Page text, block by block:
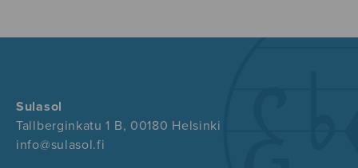
Sulasol
Tallberginkatu 1 B, 00180 Helsinki
info@sulasol.fi